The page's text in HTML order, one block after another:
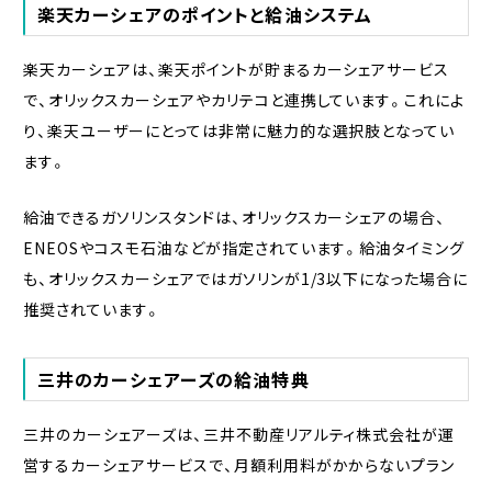
楽天カーシェアのポイントと給油システム
楽天カーシェアは、楽天ポイントが貯まるカーシェアサービス
で、オリックスカーシェアやカリテコと連携しています。これによ
り、楽天ユーザーにとっては非常に魅力的な選択肢となってい
ます。
給油できるガソリンスタンドは、オリックスカーシェアの場合、
ENEOSやコスモ石油などが指定されています。給油タイミング
も、オリックスカーシェアではガソリンが1/3以下になった場合に
推奨されています。
三井のカーシェアーズの給油特典
三井のカーシェアーズは、三井不動産リアルティ株式会社が運
営するカーシェアサービスで、月額利用料がかからないプラン